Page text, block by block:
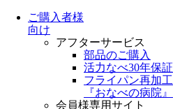
ご購入者様
向け
アフターサービス
部品のご購入
活力なべ30年保証
フライパン再加工
『おなべの病院』
会員様専用サイト